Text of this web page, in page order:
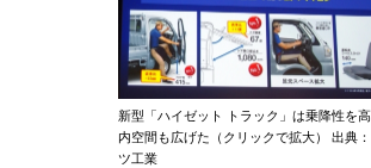
新型「ハイゼット トラック」は乗降性を
内空間も広げた（クリックで拡大） 出典
ツ工業